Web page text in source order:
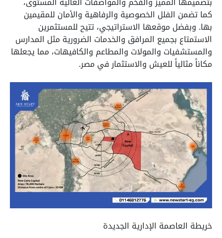
كما تضمن الفلل الخصوصية والرفاهية والأمان للمقيمين
بها. وبفضل موقعها الاستراتيجي، تتيح للمستثمرين
الاستمتاع بجميع المرافق والخدمات الضرورية مثل المدارس
والمستشفيات والمولات والمطاعم والكافيهات، مما يجعلها
مكاناً مثالياً للعيش والاستثمار في مصر.
خريطة العاصمة الإدارية الجديدة